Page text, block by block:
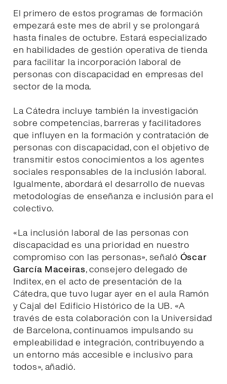
El primero de estos programas de formación
empezará este mes de abril y se prolongará
hasta finales de octubre. Estará especializado
en habilidades de gestión operativa de tienda
para facilitar la incorporación laboral de
personas con discapacidad en empresas del
sector de la moda.
La Cátedra incluye también la investigación
sobre competencias, barreras y facilitadores
que influyen en la formación y contratación de
personas con discapacidad, con el objetivo de
transmitir estos conocimientos a los agentes
sociales responsables de la inclusión laboral.
Igualmente, abordará el desarrollo de nuevas
metodologías de enseñanza e inclusión para el
colectivo.
«La inclusión laboral de las personas con
discapacidad es una prioridad en nuestro
compromiso con las personas», señaló Óscar
García Maceiras, consejero delegado de
Inditex, en el acto de presentación de la
Cátedra, que tuvo lugar ayer en el aula Ramón
y Cajal del Edificio Histórico de la UB. «A
través de esta colaboración con la Universidad
de Barcelona, continuamos impulsando su
empleabilidad e integración, contribuyendo a
un entorno más accesible e inclusivo para
todos», añadió.